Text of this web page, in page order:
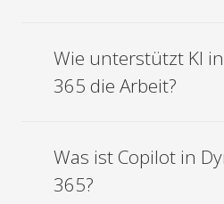
Wie unterstützt KI
365 die Arbeit?
Was ist Copilot in
365?